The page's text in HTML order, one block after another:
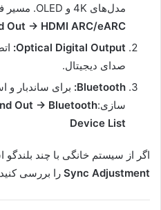
مدل‌های 4K و OLED. مسیر فعال سازی:
Out → HDMI ARC/eARC
Optical Digital Output:
صدای دیجیتال.
Bluetooth: برای ساندبار
سازی:Out → Bluetooth
Device List
اگر از سیستم خانگی با چند بلندگو
Sync Adjustment را بررسی